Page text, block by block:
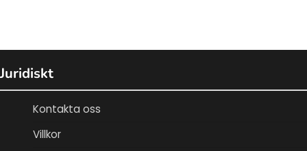
Juridiskt
Kontakta oss
Villkor